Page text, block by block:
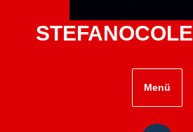
Menü